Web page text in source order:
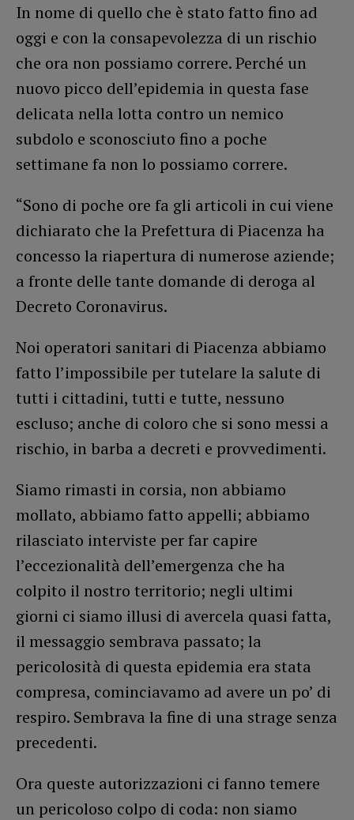
In nome di quello che è stato fatto fino ad
oggi e con la consapevolezza di un rischio
che ora non possiamo correre. Perché un
nuovo picco dell’epidemia in questa fase
delicata nella lotta contro un nemico
subdolo e sconosciuto fino a poche
settimane fa non lo possiamo correre.
“Sono di poche ore fa gli articoli in cui viene
dichiarato che la Prefettura di Piacenza ha
concesso la riapertura di numerose aziende;
a fronte delle tante domande di deroga al
Decreto Coronavirus.
Noi operatori sanitari di Piacenza abbiamo
fatto l’impossibile per tutelare la salute di
tutti i cittadini, tutti e tutte, nessuno
escluso; anche di coloro che si sono messi a
rischio, in barba a decreti e provvedimenti.
Siamo rimasti in corsia, non abbiamo
mollato, abbiamo fatto appelli; abbiamo
rilasciato interviste per far capire
l’eccezionalità dell’emergenza che ha
colpito il nostro territorio; negli ultimi
giorni ci siamo illusi di avercela quasi fatta,
il messaggio sembrava passato; la
pericolosità di questa epidemia era stata
compresa, cominciavamo ad avere un po’ di
respiro. Sembrava la fine di una strage senza
precedenti.
Ora queste autorizzazioni ci fanno temere
un pericoloso colpo di coda: non siamo